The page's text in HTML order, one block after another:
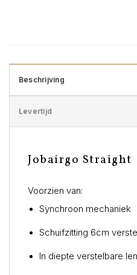
Beschrijving
Levertijd
Jobairgo Straight
Voorzien van:
Synchroon mechaniek
Schuifzitting 6cm
In diepte verstelbare